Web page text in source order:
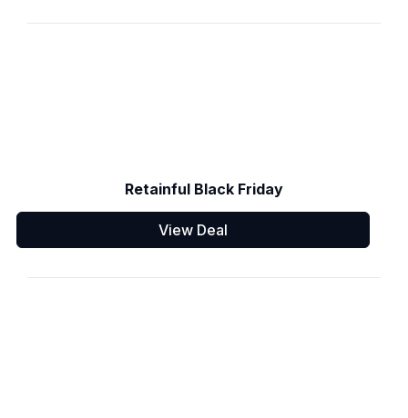
Retainful Black Friday
View Deal